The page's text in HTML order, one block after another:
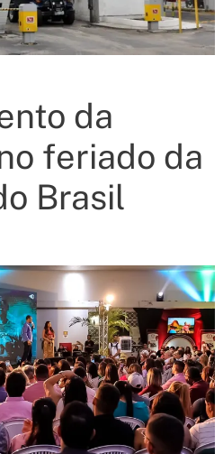
da
feriado da
Brasil